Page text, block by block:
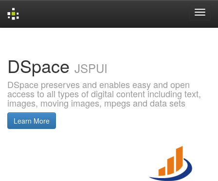
DSpace JSPUI
DSpace preserves and enables easy and open
access to all types of digital content including text,
images, moving images, mpegs and data sets
Learn More